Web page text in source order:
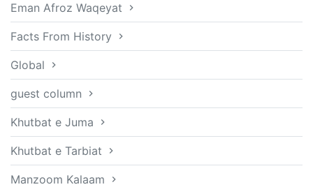
Eman Afroz Waqeyat
Facts From History
Global
guest column
Khutbat e Juma
Khutbat e Tarbiat
Manzoom Kalaam